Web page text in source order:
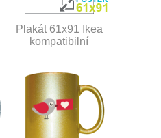
Plakát 61x91 Ikea
kompatibilní